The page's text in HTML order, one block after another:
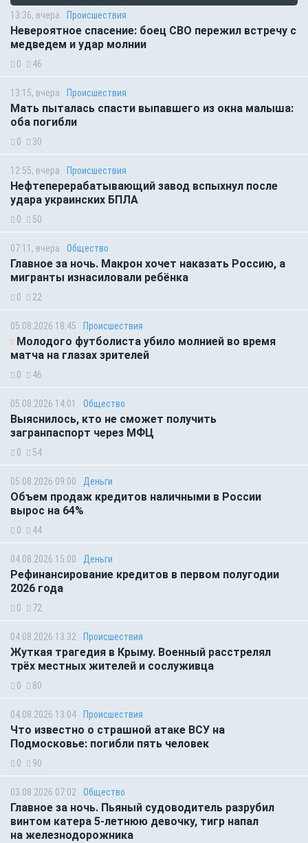
13:36, вчера Происшествия
Невероятное спасение: боец СВО пережил встречу с
медведем и удар молнии
0 46
13:15, вчера Происшествия
Мать пыталась спасти выпавшего из окна малыша:
оба погибли
0 30
12:55, вчера Происшествия
Нефтеперерабатывающий завод вспыхнул после
удара украинских БПЛА
0 50
07:11, вчера Общество
Главное за ночь. Макрон хочет наказать Россию, а
мигранты изнасиловали ребёнка
0 22
05.08.2026 18:45 Происшествия
Молодого футболиста убило молнией во время
матча на глазах зрителей
0 46
05.08.2026 14:01 Общество
Выяснилось, кто не сможет получить
загранпаспорт через МФЦ
0 54
05.08.2026 09:00 Деньги
Объем продаж кредитов наличными в России
вырос на 64%
0 44
04.08.2026 15:00 Деньги
Рефинансирование кредитов в первом полугодии
2026 года
0 72
04.08.2026 13:32 Происшествия
Жуткая трагедия в Крыму. Военный расстрелял
трёх местных жителей и сослуживца
0 80
04.08.2026 13:04 Происшествия
Что известно о страшной атаке ВСУ на
Подмосковье: погибли пять человек
0 90
03.08.2026 07:02 Общество
Главное за ночь. Пьяный судоводитель разрубил
винтом катера 5-летнюю девочку, тигр напал
на железнодорожника